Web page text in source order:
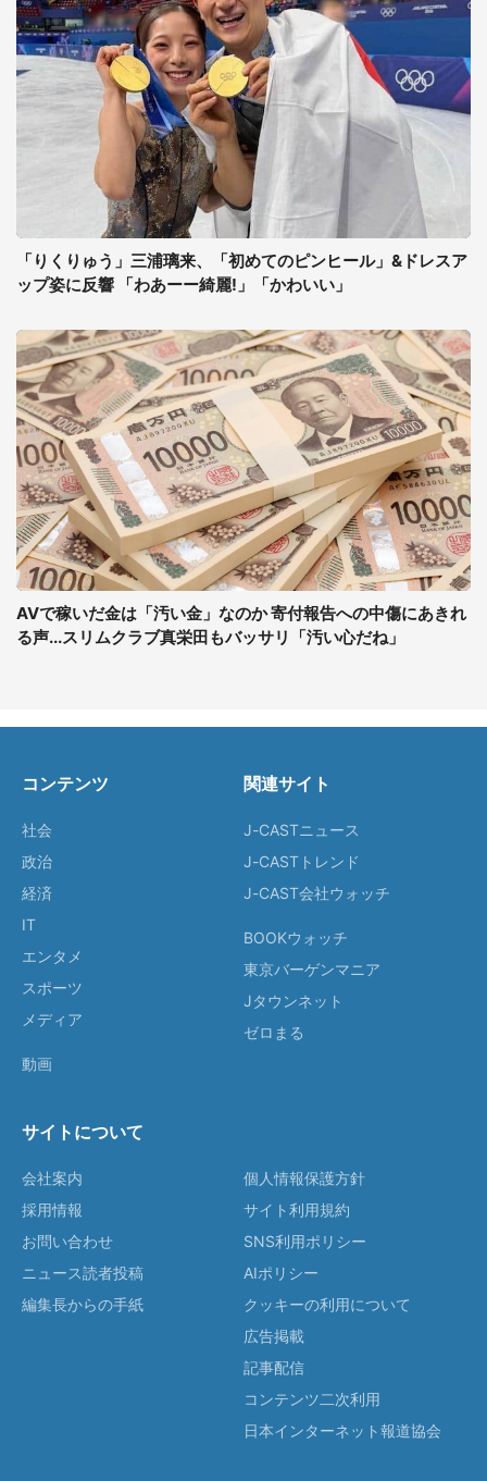
「りくりゅう」三浦璃来、「初めてのピンヒール」&ドレスア
ップ姿に反響 「わあーー綺麗!」「かわいい」
AVで稼いだ金は「汚い金」なのか 寄付報告への中傷にあきれ
る声...スリムクラブ真栄田もバッサリ「汚い心だね」
コンテンツ
社会
政治
経済
IT
エンタメ
スポーツ
メディア
動画
関連サイト
J-CASTニュース
J-CASTトレンド
J-CAST会社ウォッチ
BOOKウォッチ
東京バーゲンマニア
Jタウンネット
ゼロまる
サイトについて
会社案内
採用情報
お問い合わせ
ニュース読者投稿
編集長からの手紙
個人情報保護方針
サイト利用規約
SNS利用ポリシー
AIポリシー
クッキーの利用について
広告掲載
記事配信
コンテンツ二次利用
日本インターネット報道協会